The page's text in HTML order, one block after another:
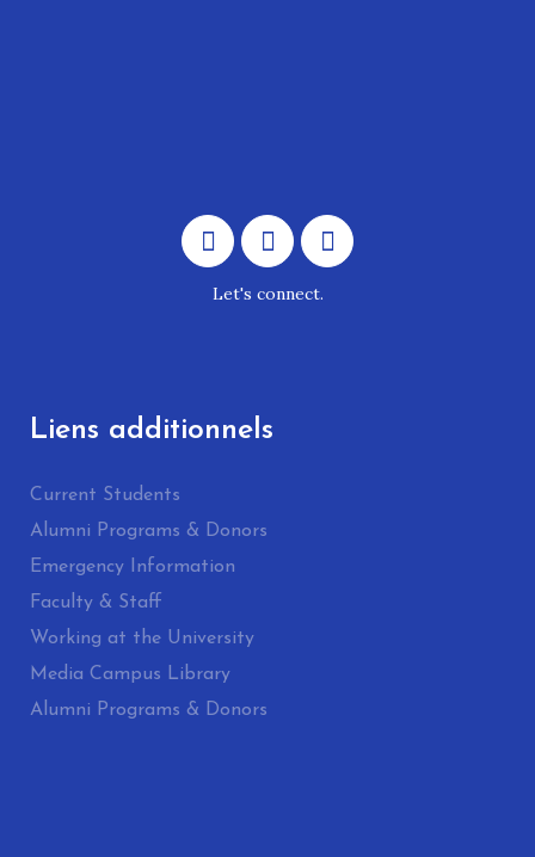
Let's connect.
Liens additionnels
Current Students
Alumni Programs & Donors
Emergency Information
Faculty & Staff
Working at the University
Media Campus Library
Alumni Programs & Donors